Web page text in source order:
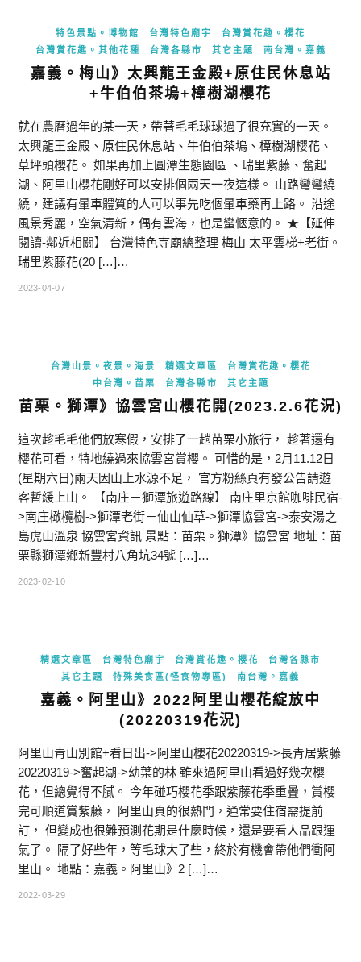
特色景點。博物館 台灣特色廟宇
台灣賞花趣。櫻花
台灣賞花趣。其他花種
台灣各縣市 其它主題 南台灣。嘉義
嘉義。梅山》太興龍王金殿+原住民休息站
+牛伯伯茶塢+樟樹湖櫻花
就在農曆過年的某一天，帶著毛毛球球過了很充實的一天。
太興龍王金殿、原住民休息站、牛伯伯茶塢、樟樹湖櫻花、
草坪頭櫻花。 如果再加上圓潭生態園區 、瑞里紫藤、奮起
湖、阿里山櫻花剛好可以安排個兩天一夜這樣。 山路彎彎繞
繞，建議有暈車體質的人可以事先吃個暈車藥再上路。 沿途
風景秀麗，空氣清新，偶有雲海，也是蠻愜意的。 ★【延伸
閱讀-鄰近相關】 台灣特色寺廟總整理 梅山 太平雲梯+老街。
瑞里紫藤花(20 […]…
2023-04-07
台灣山景。夜景。海景 精選文章區
台灣賞花趣。櫻花
中台灣。苗栗
台灣各縣市 其它主題
苗栗。獅潭》協雲宮山櫻花開(2023.2.6花況)
這次趁毛毛他們放寒假，安排了一趟苗栗小旅行， 趁著還有
櫻花可看，特地繞過來協雲宮賞櫻。 可惜的是，2月11.12日
(星期六日)兩天因山上水源不足， 官方粉絲頁有發公告請遊
客暫緩上山。 【南庄－獅潭旅遊路線】 南庄里京館咖啡民宿-
>南庄橄欖樹->獅潭老街＋仙山仙草->獅潭協雲宮->泰安湯之
島虎山溫泉 協雲宮資訊 景點：苗栗。獅潭》協雲宮 地址：苗
栗縣獅潭鄉新豐村八角坑34號 […]…
2023-02-10
精選文章區 台灣特色廟宇 台灣賞花趣。櫻花
台灣各縣市
其它主題
特殊美食區(怪食物專區) 南台灣。嘉義
嘉義。阿里山》2022阿里山櫻花綻放中
(20220319花況)
阿里山青山別館+看日出->阿里山櫻花20220319->長青居紫藤
20220319->奮起湖->幼葉的林 雖來過阿里山看過好幾次櫻
花，但總覺得不膩。 今年碰巧櫻花季跟紫藤花季重疊，賞櫻
完可順道賞紫藤， 阿里山真的很熱門，通常要住宿需提前
訂， 但變成也很難預測花期是什麼時候，還是要看人品跟運
氣了。 隔了好些年，等毛球大了些，終於有機會帶他們衝阿
里山。 地點：嘉義。阿里山》2 […]…
2022-03-29